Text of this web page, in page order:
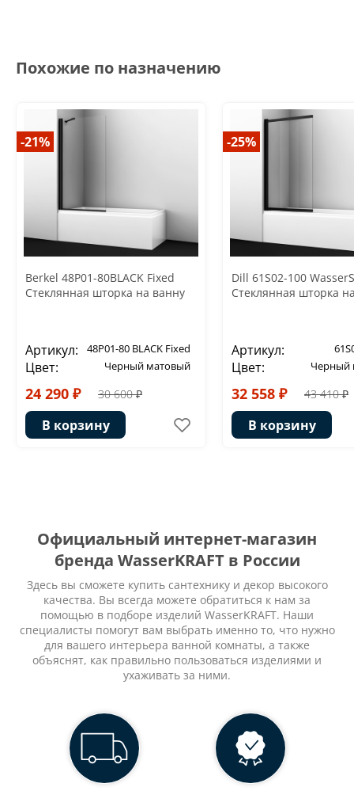
Похожие по назначению
-21%
Berkel 48P01-80BLACK Fixed
Стеклянная шторка на ванну
Артикул: 48P01-80 BLACK Fixed
Цвет: Черный матовый
24 290 ₽ 30 600 ₽
В корзину
-25%
Dill 61S02-100
Стеклянная шторка
Артикул:
Цвет: Черный
32 558 ₽ 43 410 ₽
В корзину
Официальный интернет-магазин
бренда WasserKRAFT в России
Здесь вы сможете купить сантехнику и декор высокого
качества. Вы всегда можете обратиться к нам за
помощью в подборе изделий WasserKRAFT. Наши
специалисты помогут вам выбрать именно то, что нужно
для вашего интерьера ванной комнаты, а также
объяснят, как правильно пользоваться изделиями и
ухаживать за ними.